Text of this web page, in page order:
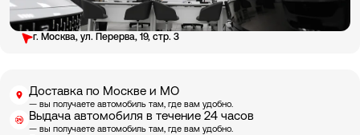
г. Москва, ул. Перерва, 19, стр. 3
Доставка по Москве и МО
— вы получаете автомобиль там, где вам удобно.
Выдача автомобиля в течение 24 часов
— вы получаете автомобиль там, где вам удобно.